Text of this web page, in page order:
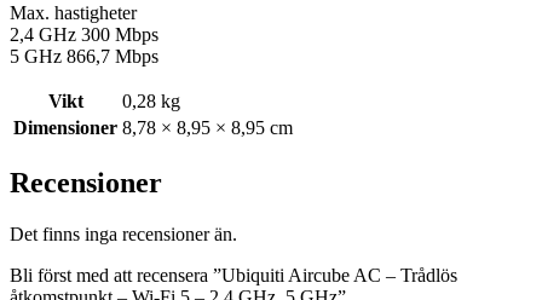
Max. hastigheter
2,4 GHz 300 Mbps
5 GHz 866,7 Mbps
Vikt
0,28 kg
Dimensioner 8,78 × 8,95 × 8,95 cm
Recensioner
Det finns inga recensioner än.
Bli först med att recensera ”Ubiquiti Aircube AC – Trådlös